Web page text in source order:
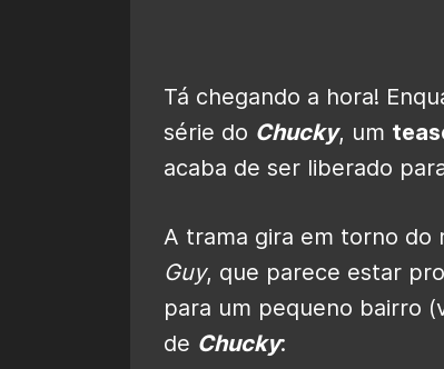
Tá chegando a hora!
série do Chucky, um
acaba de ser liberado
A trama gira em torno do
Guy, que parece estar
para um pequeno bairro
de Chucky: